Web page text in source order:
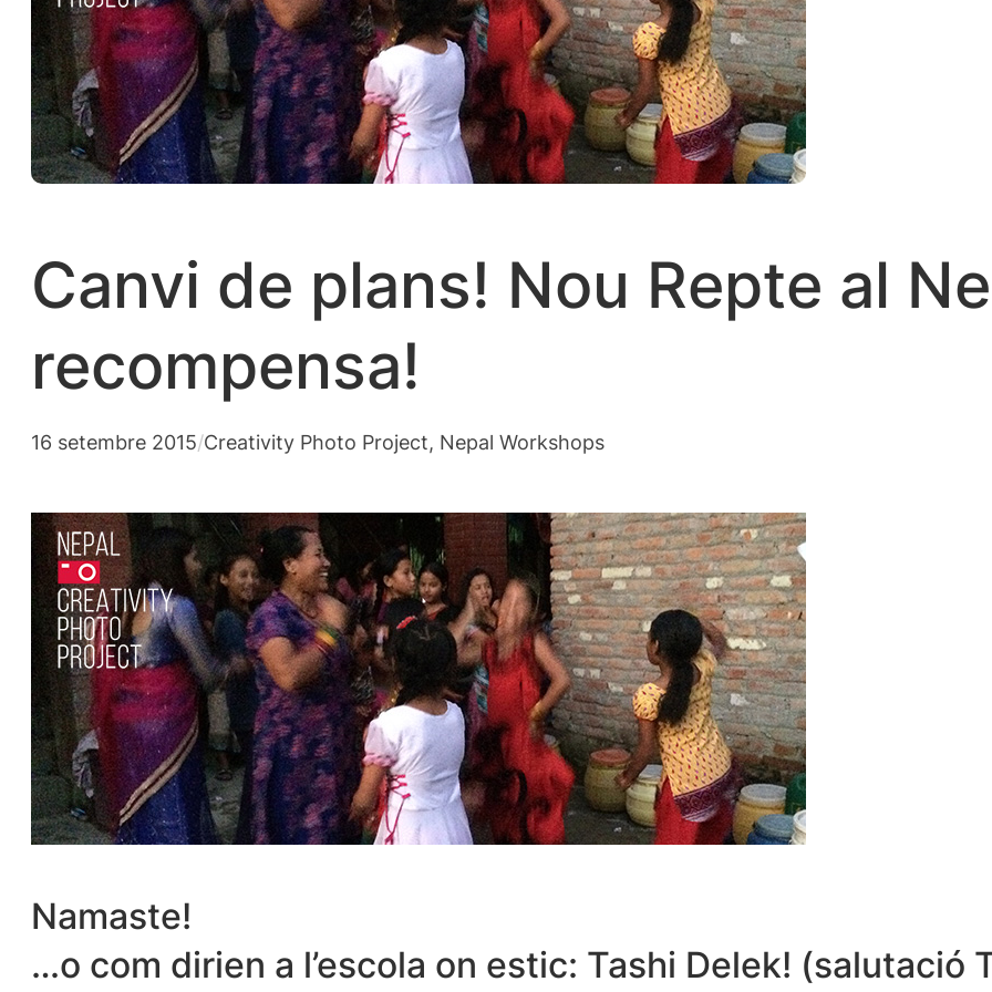
Canvi de plans! Nou Repte al
recompensa!
16 setembre 2015/Creativity Photo Project, Nepal Workshops
Namaste!
…o com dirien a l’escola on estic: Tashi Delek! (salutació